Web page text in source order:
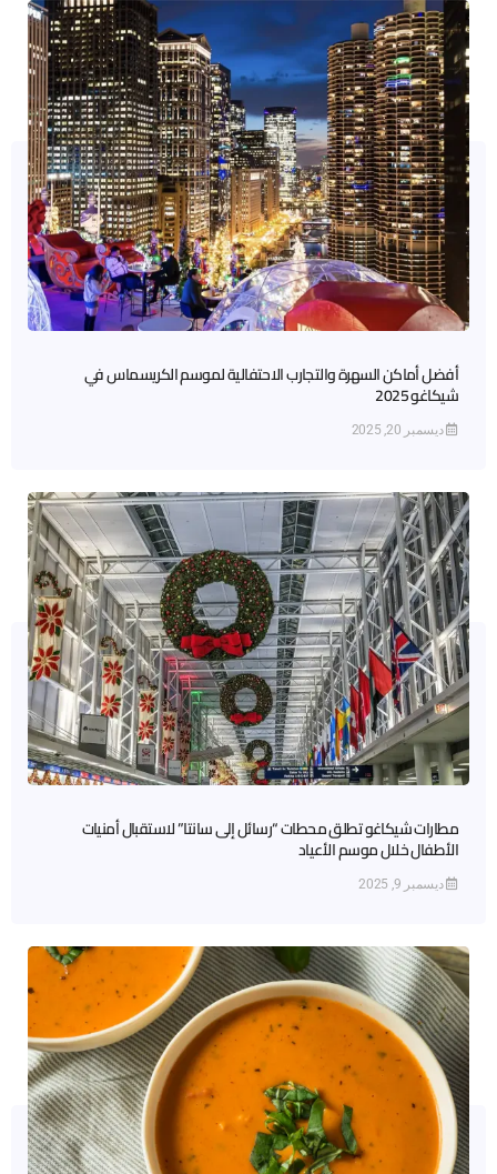
أفضل أماكن السهرة والتجارب الاحتفالية لموسم الكريسماس في
شيكاغو 2025
ديسمبر 20, 2025
مطارات شيكاغو تطلق محطات “رسائل إلى سانتا” لاستقبال أمنيات
الأطفال خلال موسم الأعياد
ديسمبر 9, 2025